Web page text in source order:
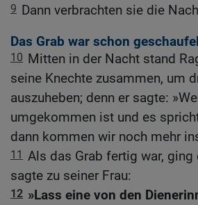
9 Dann verbrachten sie die
Das Grab war schon
10 Mitten in der Nacht stand
seine Knechte zusammen, um
auszuheben; denn er sagte:
umgekommen ist und es
dann kommen wir noch mehr
11 Als das Grab fertig war, ging
sagte zu seiner Frau:
12 »Lass eine von den